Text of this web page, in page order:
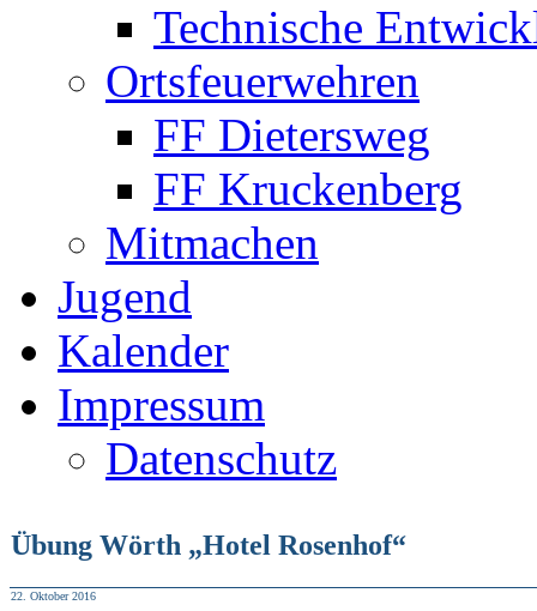
Technische
Ortsfeuerwehren
FF Dietersweg
FF Kruckenberg
Mitmachen
Jugend
Kalender
Impressum
Datenschutz
Übung Wörth „Hotel Rosenhof“
22. Oktober 2016